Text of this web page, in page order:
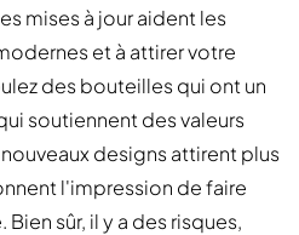
mises à jour aident les
et à attirer votre
des bouteilles qui ont un
soutiennent des valeurs
designs attirent plus
l'impression de faire
sûr, il y a des risques,